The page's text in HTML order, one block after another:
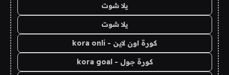
يلا شوت
يلا شوت
كورة اون لاين - kora onli
كورة جول - kora goal